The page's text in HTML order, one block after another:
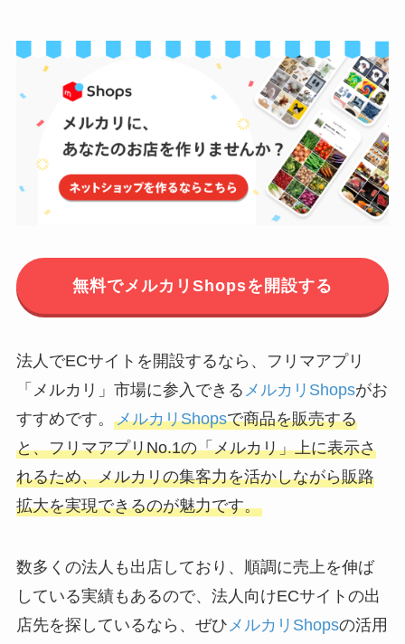
無料でメルカリShopsを開設する
法人でECサイトを開設するなら、フリマアプリ
「メルカリ」市場に参入できる メルカリShopsがお
すすめです。 メルカリShopsで商品を販売する
と、フリマアプリNo.1の「メルカリ」上に表示さ
れるため、メルカリの集客力を活かしながら販路
拡大を実現できるのが魅力です。
数多くの法人も出店しており、順調に売上を伸ば
している実績もあるので、法人向けECサイトの出
店先を探しているなら、ぜひ メルカリShopsの活用